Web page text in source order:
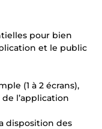
pour bien
et le public
(1 à 2 écrans),
l’application
disposition des